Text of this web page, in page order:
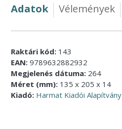
Adatok Vélemények
Raktári kód: 143
EAN: 9789632882932
Megjelenés dátuma: 264
Méret (mm): 135 x 205 x 14
Kiadó: Harmat Kiadói Alapítvány